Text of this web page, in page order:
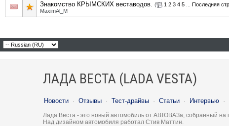
Знакомство КРЫМСКИХ веставодов. ( 1 2 3 4 5 Последняя
MaximAl_M
ЛАДА ВЕСТА (LADA VESTA)
Новости · Отзывы · Тест-драйвы · Статьи · Интервью ·
Лада Веста - это новый автомобиль от АВТОВАЗа, собранный на
Над дизайном автомобиля работал Стив Маттин.